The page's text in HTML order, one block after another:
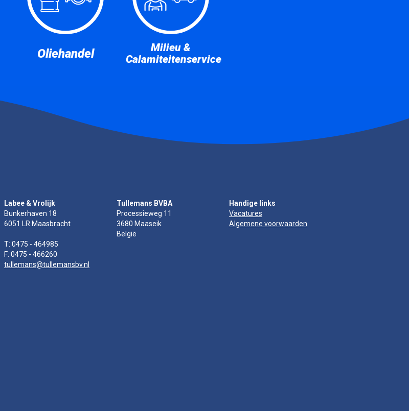
Oliehandel
Milieu &
Calamiteitenservice
Labee & Vrolijk
Bunkerhaven 18
6051 LR Maasbracht
T: 0475 - 464985
F: 0475 - 466260
tullemans@tullemansbv.nl
Tullemans BVBA
Processieweg 11
3680 Maaseik
België
Handige links
Vacatures
Algemene voorwaarden